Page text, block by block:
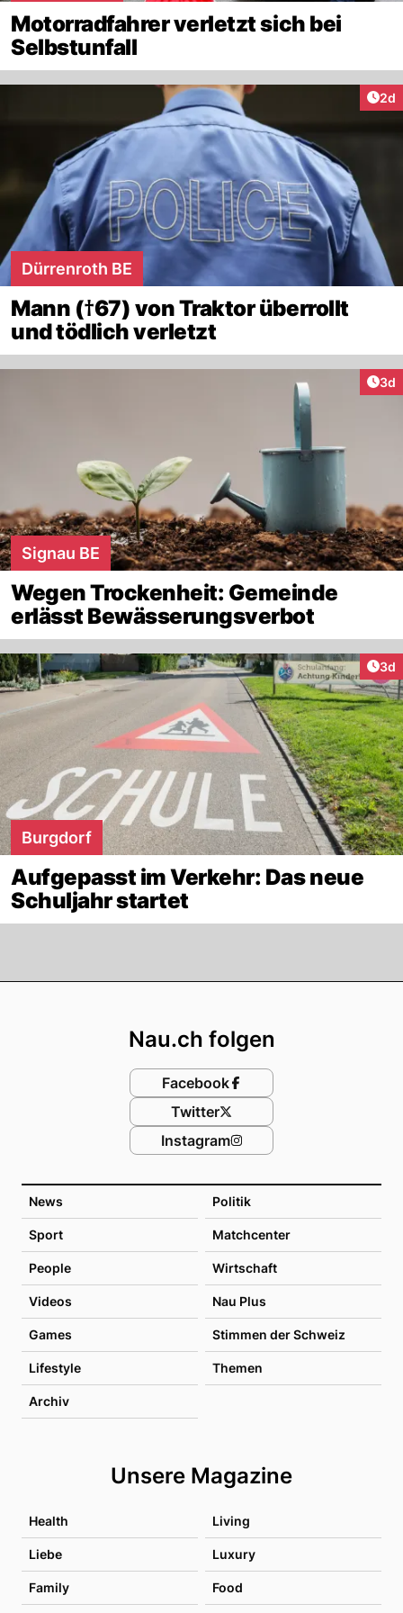
Motorradfahrer verletzt sich bei
Selbstunfall
2d
Dürrenroth BE
Mann (†67) von Traktor überrollt
und tödlich verletzt
3d
Signau BE
Wegen Trockenheit: Gemeinde
erlässt Bewässerungsverbot
3d
Burgdorf
Aufgepasst im Verkehr: Das neue
Schuljahr startet
News Politik
Sport Matchcenter
People Wirtschaft
Videos Nau Plus
Games Stimmen der Schweiz
Lifestyle Themen
Archiv
Unsere Magazine
Health Living
Liebe Luxury
Family Food
Nau.ch folgen
Facebook
Twitter
Instagram